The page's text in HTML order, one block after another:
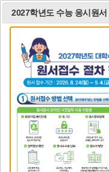
2027학년도 수능 응시원서